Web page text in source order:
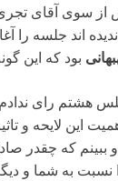
اند جلسه را
بود که این
رای ندادم و
این لایحه و
ببینم که چقدر
نسبت به شما و